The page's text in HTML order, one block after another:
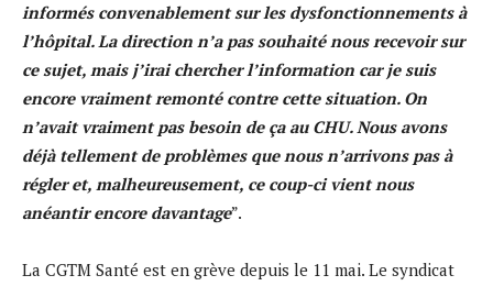
informés convenablement sur les dysfonctionnements à
l’hôpital. La direction n’a pas souhaité nous recevoir sur
ce sujet, mais j’irai chercher l’information car je suis
encore vraiment remonté contre cette situation. On
n’avait vraiment pas besoin de ça au CHU. Nous avons
déjà tellement de problèmes que nous n’arrivons pas à
régler et, malheureusement, ce coup-ci vient nous
anéantir encore davantage”.
La CGTM Santé est en grève depuis le 11 mai. Le syndicat